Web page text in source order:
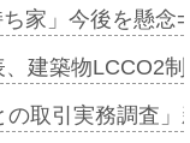
家」今後を懸
建築物LCCO2
の取引実務調査